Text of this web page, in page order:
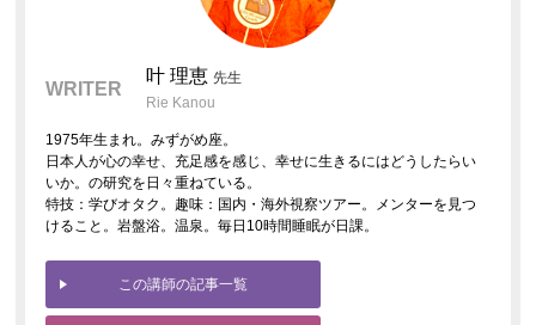
WRITER
叶 理恵 先生
Rie Kanou
1975年生まれ。みずがめ座。
日本人が心の幸せ、充足感を感じ、幸せに生きるにはどうしたらい
いか。の研究を日々重ねている。
特技：学びオタク。趣味：国内・海外視察ツアー。メンターを見つ
けること。岩盤浴。温泉。毎日10時間睡眠が日課。
この講師の記事一覧